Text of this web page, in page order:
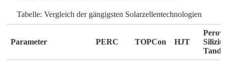
Tabelle: Vergleich der gängigsten Solarzellentechnologien
Parameter PERC TOPCon HJT